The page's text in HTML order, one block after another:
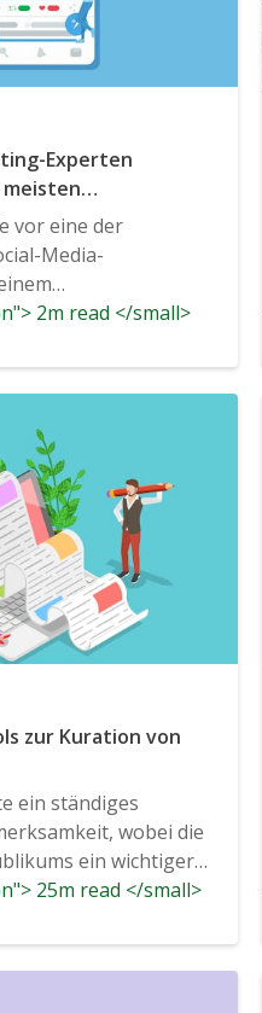
Experten
von Twitter-
kennen
vor eine der
Media-
Zeichen-Limit...
2m read </small>
zur Kuration von
ein ständiges
wobei die
ein wichtiger
25m read </small>